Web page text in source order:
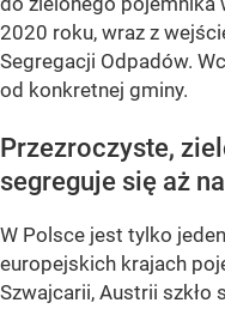
2020 roku, wraz z
Segregacji Odpadów.
od konkretnej gminy.
Przezroczyste,
segreguje się aż
W Polsce jest tylko
europejskich krajach
Szwajcarii, Austrii szkło